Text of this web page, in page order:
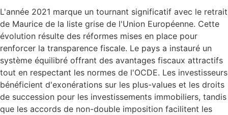
L'année 2021 marque un tournant significatif avec le retrait
de Maurice de la liste grise de l'Union Européenne. Cette
évolution résulte des réformes mises en place pour
renforcer la transparence fiscale. Le pays a instauré un
système équilibré offrant des avantages fiscaux attractifs
tout en respectant les normes de l'OCDE. Les investisseurs
bénéficient d'exonérations sur les plus-values et les droits
de succession pour les investissements immobiliers, tandis
que les accords de non-double imposition facilitent les